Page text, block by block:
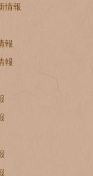
情報
報
報